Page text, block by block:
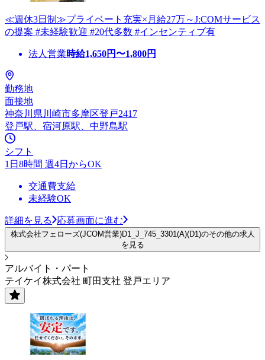
≪週休3日制≫プライベート充実×月給27万～J:COMサービス
の提案 #未経験歓迎 #20代多数 #インセンティブ有
法人営業時給1,650円〜1,800円
勤務地
面接地
神奈川県川崎市多摩区登戸2417
登戸駅、宿河原駅、中野島駅
シフト
1日8時間 週4日からOK
交通費支給
未経験OK
詳細を見る 応募画面に進む
株式会社フェローズ(JCOM営業)D1_J_745_3301(A)(D1)のその他の求人
を見る
アルバイト・パート
テイケイ株式会社 町田支社 登戸エリア